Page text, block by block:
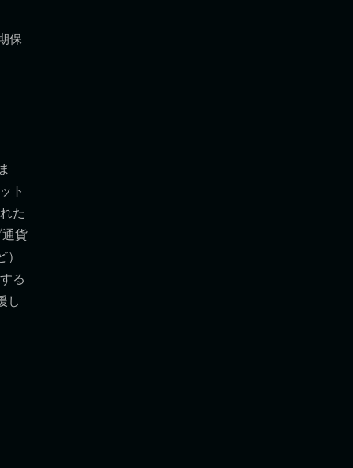
保
ト
た
貨
る
し